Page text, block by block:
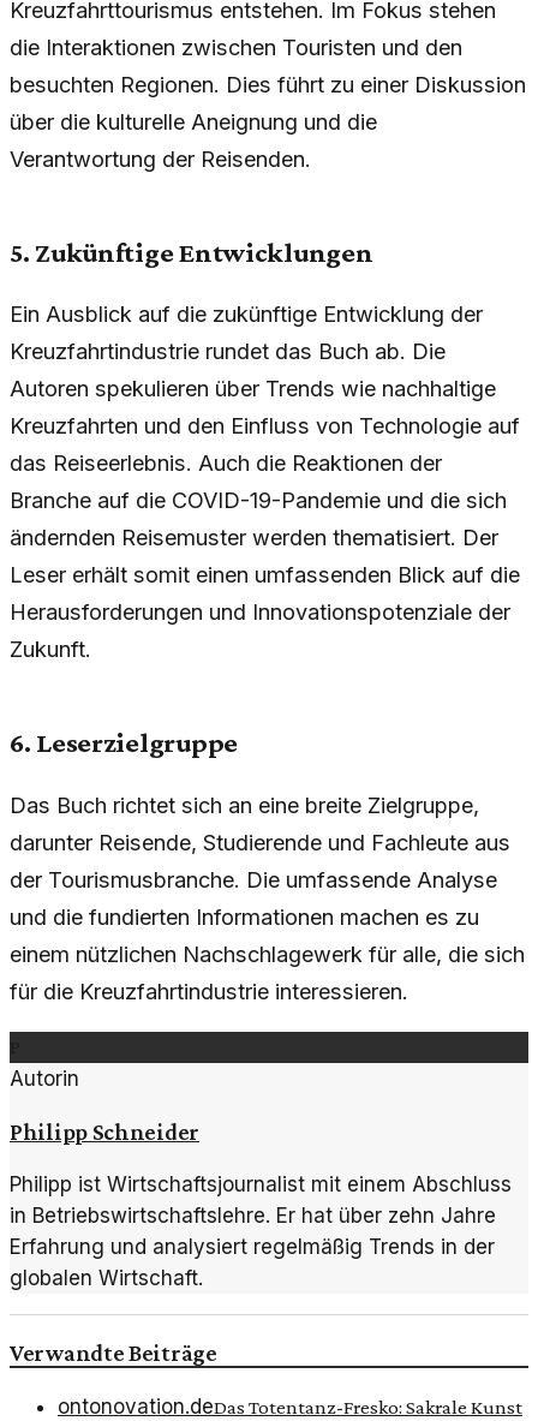
Kreuzfahrttourismus entstehen. Im Fokus stehen
die Interaktionen zwischen Touristen und den
besuchten Regionen. Dies führt zu einer Diskussion
über die kulturelle Aneignung und die
Verantwortung der Reisenden.
5. Zukünftige Entwicklungen
Ein Ausblick auf die zukünftige Entwicklung der
Kreuzfahrtindustrie rundet das Buch ab. Die
Autoren spekulieren über Trends wie nachhaltige
Kreuzfahrten und den Einfluss von Technologie auf
das Reiseerlebnis. Auch die Reaktionen der
Branche auf die COVID-19-Pandemie und die sich
ändernden Reisemuster werden thematisiert. Der
Leser erhält somit einen umfassenden Blick auf die
Herausforderungen und Innovationspotenziale der
Zukunft.
6. Leserzielgruppe
Das Buch richtet sich an eine breite Zielgruppe,
darunter Reisende, Studierende und Fachleute aus
der Tourismusbranche. Die umfassende Analyse
und die fundierten Informationen machen es zu
einem nützlichen Nachschlagewerk für alle, die sich
für die Kreuzfahrtindustrie interessieren.
Autorin
Philipp Schneider
Philipp ist Wirtschaftsjournalist mit einem Abschluss
in Betriebswirtschaftslehre. Er hat über zehn Jahre
Erfahrung und analysiert regelmäßig Trends in der
globalen Wirtschaft.
Verwandte Beiträge
ontonovation.deDas Totentanz-Fresko: Sakrale Kunst